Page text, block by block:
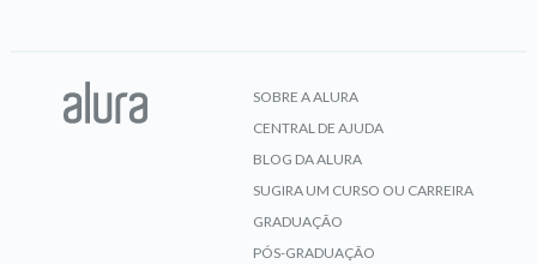
SOBRE A ALURA
CENTRAL DE AJUDA
BLOG DA ALURA
SUGIRA UM CURSO OU CARREIRA
GRADUAÇÃO
PÓS-GRADUAÇÃO